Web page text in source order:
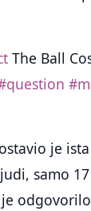
The Ball
je
samo